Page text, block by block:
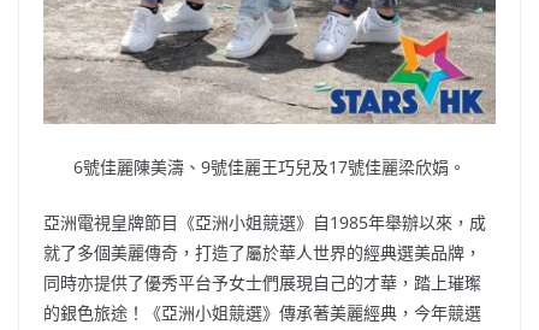
6號佳麗陳美濤、9號佳麗王巧兒及17號佳麗梁欣娟。
亞洲電視皇牌節目《亞洲小姐競選》自1985年舉辦以來，成
就了多個美麗傳奇，打造了屬於華人世界的經典選美品牌，
同時亦提供了優秀平台予女士們展現自己的才華，踏上璀璨
的銀色旅途！《亞洲小姐競選》傳承著美麗經典，今年競選